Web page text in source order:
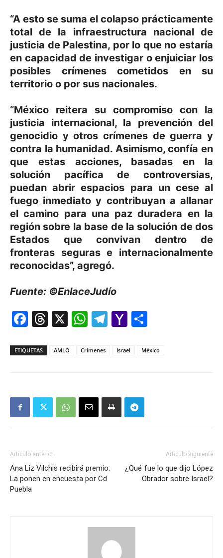
“A esto se suma el colapso prácticamente
total de la infraestructura nacional de
justicia de Palestina, por lo que no estaría
en capacidad de investigar o enjuiciar los
posibles crímenes cometidos en su
territorio o por sus nacionales.
“México reitera su compromiso con la
justicia internacional, la prevención del
genocidio y otros crímenes de guerra y
contra la humanidad. Asimismo, confía en
que estas acciones, basadas en la
solución pacífica de controversias,
puedan abrir espacios para un cese al
fuego inmediato y contribuyan a allanar
el camino para una paz duradera en la
región sobre la base de la solución de dos
Estados que convivan dentro de
fronteras seguras e internacionalmente
reconocidas”, agregó.
Fuente: ©EnlaceJudío
Facebook
Threads
X WhatsApp
Telegram
Yahoo
ETIQUETAS AMLO Crimenes Israel México
Artículo anterior
Ana Liz Vilchis recibirá premio:
La ponen en encuesta por Cd
Puebla
Artículo siguiente
¿Qué fue lo que dijo López
Obrador sobre Israel?